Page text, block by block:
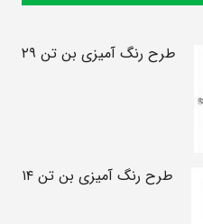
طرح رنگ آمیزی بن تن ۲۹
طرح رنگ آمیزی بن تن ۱۴